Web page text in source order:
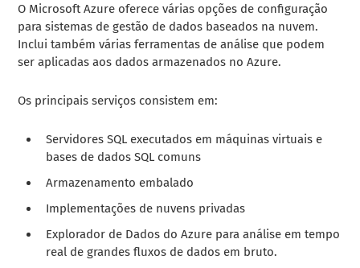
O Microsoft Azure oferece várias opções de configuração
para sistemas de gestão de dados baseados na nuvem.
Inclui também várias ferramentas de análise que podem
ser aplicadas aos dados armazenados no Azure.
Os principais serviços consistem em:
Servidores SQL executados em máquinas virtuais e
bases de dados SQL comuns
Armazenamento embalado
Implementações de nuvens privadas
Explorador de Dados do Azure para análise em tempo
real de grandes fluxos de dados em bruto.